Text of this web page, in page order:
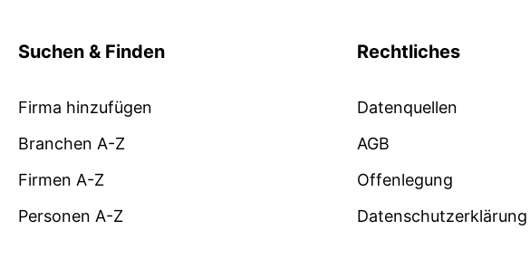
Suchen & Finden
Firma hinzufügen
Branchen A-Z
Firmen A-Z
Personen A-Z
Rechtliches
Datenquellen
AGB
Offenlegung
Datenschutzerklärung